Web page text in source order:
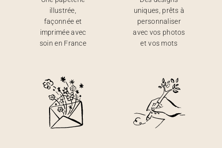
illustrée,
façonnée et
imprimée avec
soin en France
uniques, prêts à
personnaliser
avec vos photos
et vos mots